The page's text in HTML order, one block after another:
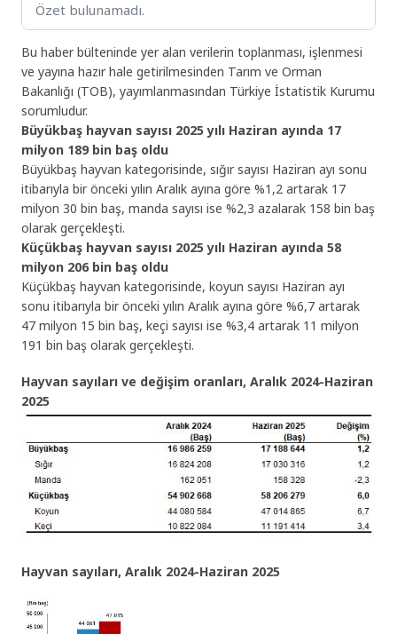
Özet bulunamadı.
Bu haber bülteninde yer alan verilerin toplanması, işlenmesi
ve yayına hazır hale getirilmesinden Tarım ve Orman
Bakanlığı (TOB), yayımlanmasından Türkiye İstatistik Kurumu
sorumludur.
Büyükbaş hayvan sayısı 2025 yılı Haziran ayında 17
milyon 189 bin baş oldu
Büyükbaş hayvan kategorisinde, sığır sayısı Haziran ayı sonu
itibarıyla bir önceki yılın Aralık ayına göre %1,2 artarak 17
milyon 30 bin baş, manda sayısı ise %2,3 azalarak 158 bin baş
olarak gerçekleşti.
Küçükbaş hayvan sayısı 2025 yılı Haziran ayında 58
milyon 206 bin baş oldu
Küçükbaş hayvan kategorisinde, koyun sayısı Haziran ayı
sonu itibarıyla bir önceki yılın Aralık ayına göre %6,7 artarak
47 milyon 15 bin baş, keçi sayısı ise %3,4 artarak 11 milyon
191 bin baş olarak gerçekleşti.
Hayvan sayıları ve değişim oranları, Aralık 2024-Haziran
2025
Hayvan sayıları, Aralık 2024-Haziran 2025